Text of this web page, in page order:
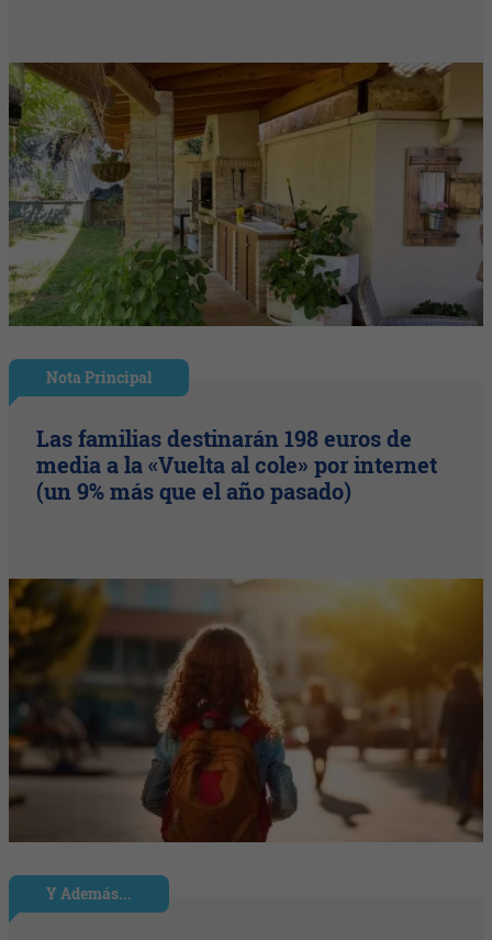
Nota Principal
Las familias destinarán 198 euros de
media a la «Vuelta al cole» por internet
(un 9% más que el año pasado)
Y Además...